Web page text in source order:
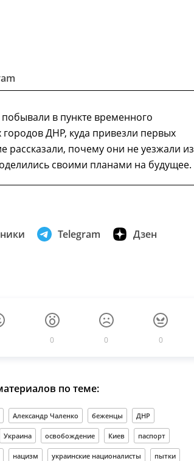
побывали в пункте временного
ДНР, куда привезли первых
почему они не уезжали из
своими планами на будущее.
Telegram Дзен
0 0 0
по теме:
Александр Чаленко беженцы ДНР
Украина освобождение Киев паспорт
нацизм украинские националисты пытки